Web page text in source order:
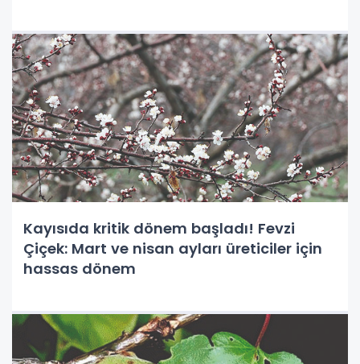
Kayısıda kritik dönem başladı! Fevzi
Çiçek: Mart ve nisan ayları üreticiler için
hassas dönem